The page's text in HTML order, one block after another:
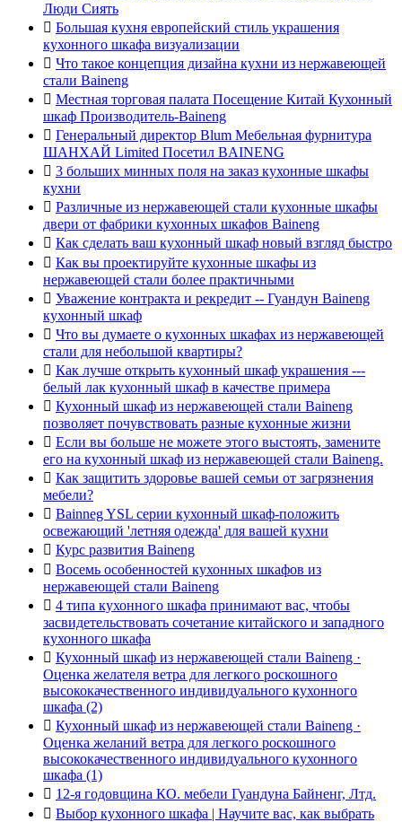
Люди Сиять
 Большая кухня европейский стиль украшения
кухонного шкафа визуализации
 Что такое концепция дизайна кухни из нержавеющей
стали Baineng
 Местная торговая палата Посещение Китай Кухонный
шкаф Производитель-Baineng
 Генеральный директор Blum Мебельная фурнитура
ШАНХАЙ Limited Посетил BAINENG
 3 больших минных поля на заказ кухонные шкафы
кухни
 Различные из нержавеющей стали кухонные шкафы
двери от фабрики кухонных шкафов Baineng
 Как сделать ваш кухонный шкаф новый взгляд быстро
 Как вы проектируйте кухонные шкафы из
нержавеющей стали более практичными
 Уважение контракта и рекредит -- Гуандун Baineng
кухонный шкаф
 Что вы думаете о кухонных шкафах из нержавеющей
стали для небольшой квартиры?
 Как лучше открыть кухонный шкаф украшения ---
белый лак кухонный шкаф в качестве примера
 Кухонный шкаф из нержавеющей стали Baineng
позволяет почувствовать разные кухонные жизни
 Если вы больше не можете этого выстоять, замените
его на кухонный шкаф из нержавеющей стали Baineng.
 Как защитить здоровье вашей семьи от загрязнения
мебели?
 Bainneg YSL серии кухонный шкаф-положить
освежающий 'летняя одежда' для вашей кухни
 Курс развития Baineng
 Восемь особенностей кухонных шкафов из
нержавеющей стали Baineng
 4 типа кухонного шкафа принимают вас, чтобы
засвидетельствовать сочетание китайского и западного
кухонного шкафа
 Кухонный шкаф из нержавеющей стали Baineng ·
Оценка желателя ветра для легкого роскошного
высококачественного индивидуального кухонного
шкафа (2)
 Кухонный шкаф из нержавеющей стали Baineng ·
Оценка желаний ветра для легкого роскошного
высококачественного индивидуального кухонного
шкафа (1)
 12-я годовщина КО. мебели Гуандуна Байненг, Лтд.
 Выбор кухонного шкафа | Научите вас, как выбрать